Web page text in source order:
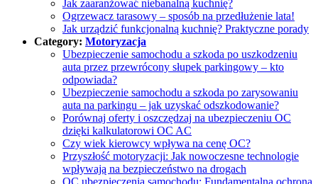
Jak zaaranżować niebanalną kuchnię?
Ogrzewacz tarasowy – sposób na przedłużenie lata!
Jak urządzić funkcjonalną kuchnię? Praktyczne porady
Category: Motoryzacja
Ubezpieczenie samochodu a szkoda po uszkodzeniu
auta przez przewrócony słupek parkingowy – kto
odpowiada?
Ubezpieczenie samochodu a szkoda po zarysowaniu
auta na parkingu – jak uzyskać odszkodowanie?
Porównaj oferty i oszczędzaj na ubezpieczeniu OC
dzięki kalkulatorowi OC AC
Czy wiek kierowcy wpływa na cenę OC?
Przyszłość motoryzacji: Jak nowoczesne technologie
wpływają na bezpieczeństwo na drogach
OC ubezpieczenia samochodu: Fundamentalna ochrona